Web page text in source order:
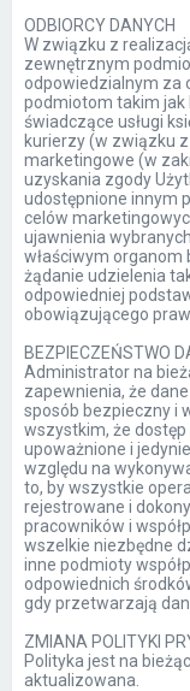
ODBIORCY DANYCH
W związku z
zewnętrznym
odpowiedzialnym za
podmiotom takim jak
świadczące usługi
kurierzy (w związku
marketingowe (w
uzyskania zgody
udostępnione innym
celów
ujawnienia
właściwym organom
żądanie udzielenia
odpowiedniej
obowiązującego
BEZPIECZEŃSTWO
Administrator na
zapewnienia, że
sposób bezpieczny i
wszystkim, że
upoważnione i
względu na
to, by wszystkie
rejestrowane i
pracowników i
wszelkie niezbędne
inne podmioty
odpowiednich
gdy przetwarzają
ZMIANA POLITYKI
Polityka jest na
aktualizowana.